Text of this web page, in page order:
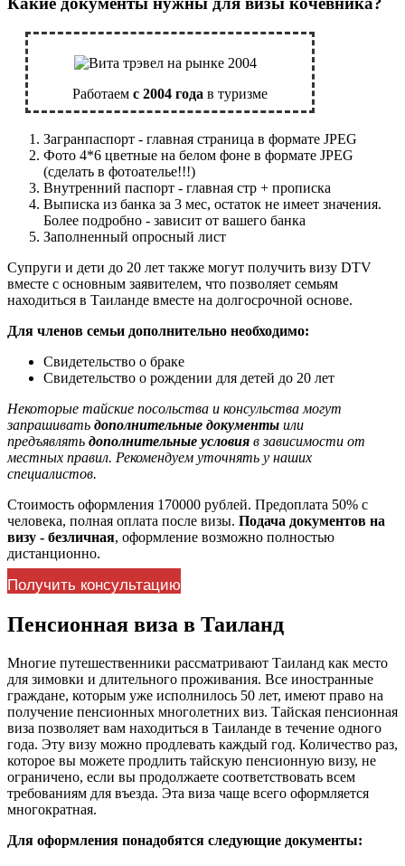
Работаем с 2004 года в туризме
Загранпаспорт - главная страница в формате JPEG
Фото 4*6 цветные на белом фоне в формате JPEG
(сделать в фотоателье!!!)
Внутренний паспорт - главная стр + прописка
Выписка из банка за 3 мес, остаток не имеет значения.
Более подробно - зависит от вашего банка
Заполненный опросный лист
Супруги и дети до 20 лет также могут получить визу DTV
вместе с основным заявителем, что позволяет семьям
находиться в Таиланде вместе на долгосрочной основе.
Для членов семьи дополнительно необходимо:
Свидетельство о браке
Свидетельство о рождении для детей до 20 лет
Некоторые тайские посольства и консульства могут
запрашивать дополнительные документы или
предъявлять дополнительные условия в зависимости от
местных правил. Рекомендуем уточнять у наших
специалистов.
Стоимость оформления 170000 рублей. Предоплата 50% с
человека, полная оплата после визы. Подача документов на
визу - безличная, оформление возможно полностью
дистанционно.
Получить консультацию
Пенсионная виза в Таиланд
Многие путешественники рассматривают Таиланд как место
для зимовки и длительного проживания. Все иностранные
граждане, которым уже исполнилось 50 лет, имеют право на
получение пенсионных многолетних виз. Тайская пенсионная
виза позволяет вам находиться в Таиланде в течение одного
года. Эту визу можно продлевать каждый год. Количество раз,
которое вы можете продлить тайскую пенсионную визу, не
ограничено, если вы продолжаете соответствовать всем
требованиям для въезда. Эта виза чаще всего оформляется
многократная.
Для оформления понадобятся следующие документы: